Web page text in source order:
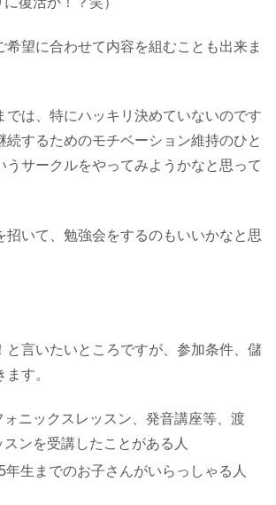
希望に合わせて内容を組むことも出来ま
では、特にハッキリ決めていないのです
続するためのモチベーション維持のひと
うサークルをやってみようかなと思って
招いて、勉強会をするのもいいかなと思
と言いたいところですが、参加条件、儲
す。
ォニックスレッスン、発音講座等、渡
ンを受講したことがある人
年生までのお子さんがいらっしゃる人